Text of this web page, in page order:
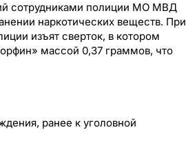
сотрудниками полиции МО МВД
наркотических веществ. При
изъят сверток, в котором
массой 0,37 граммов, что
ранее к уголовной